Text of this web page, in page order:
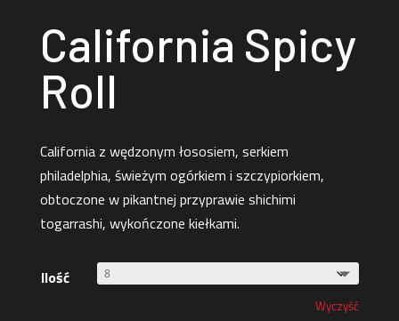
California Spicy
Roll
California z wędzonym łososiem, serkiem
philadelphia, świeżym ogórkiem i szczypiorkiem,
obtoczone w pikantnej przyprawie shichimi
togarrashi, wykończone kiełkami.
Ilość
Wyczyść